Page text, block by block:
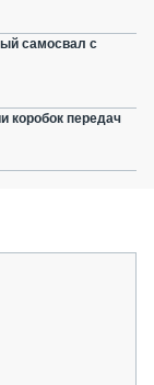
самосвал с
коробок передач